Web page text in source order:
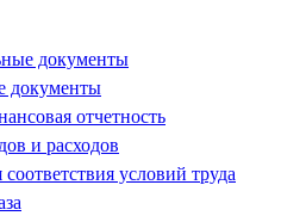
документы
документы
отчетность
и расходов
условий труда